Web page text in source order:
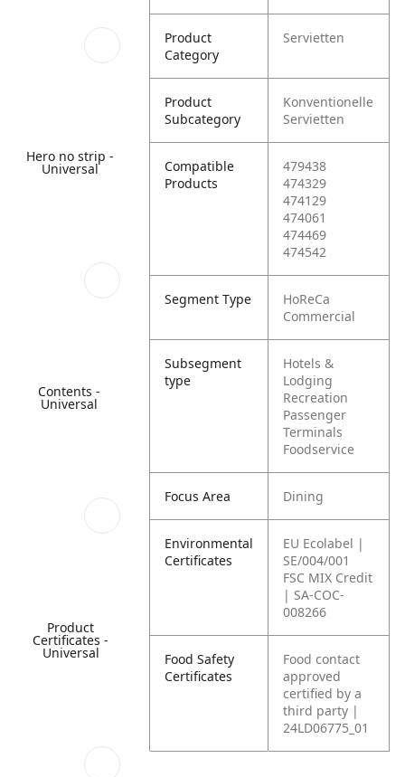
Hero no strip -
Universal
Contents -
Universal
Product
Certificates -
Universal
Product
Category
Servietten
Product
Subcategory
Konventionelle
Servietten
Compatible
Products
479438
474329
474129
474061
474469
474542
Segment Type
HoReCa
Commercial
Subsegment
type
Hotels &
Lodging
Recreation
Passenger
Terminals
Foodservice
Focus Area Dining
Environmental
Certificates
EU Ecolabel |
SE/004/001
FSC MIX Credit
| SA-COC-
008266
Food Safety
Certificates
Food contact
approved
certified by a
third party |
24LD06775_01